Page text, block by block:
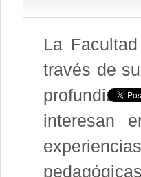
La
través de
interesan